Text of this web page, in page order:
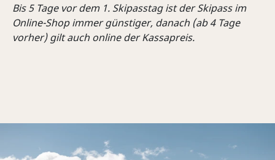
Bis 5 Tage vor dem 1. Skipasstag ist der Skipass im
Online-Shop immer günstiger, danach (ab 4 Tage
vorher) gilt auch online der Kassapreis.